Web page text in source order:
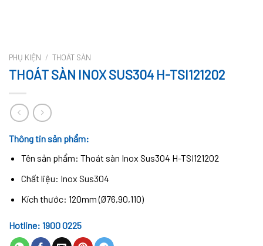
PHỤ KIỆN / THOÁT SÀN
THOÁT SÀN INOX SUS304 H-TSI121202
Thông tin sản phẩm:
Tên sản phẩm: Thoát sàn Inox Sus304 H-TSI121202
Chất liệu: Inox Sus304
Kích thước: 120mm (Ø76,90,110)
Hotline: 1900 0225